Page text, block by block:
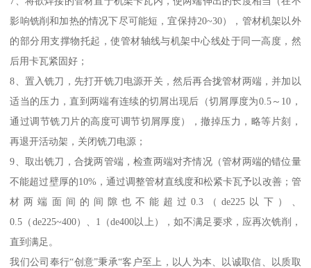
影响铣削和加热的情况下尽可能短，宜保持20~30），管材机架以外
的部分用支撑物托起，使管材轴线与机架中心线处于同一高度，然
后用卡瓦紧固好；
8、置入铣刀，先打开铣刀电源开关，然后再合拢管材两端，并加以
适当的压力，直到两端有连续的切屑出现后（切屑厚度为0.5～10，
通过调节铣刀片的高度可调节切屑厚度），撤掉压力，略等片刻，
再退开活动架，关闭铣刀电源；
9、取出铣刀，合拢两管端，检查两端对齐情况（管材两端的错位量
不能超过壁厚的10%，通过调整管材直线度和松紧卡瓦予以改善；管
材两端面间的间隙也不能超过0.3（de225以下）、
0.5（de225~400）、1（de400以上），如不满足要求，应再次铣削，
直到满足。
我们公司奉行“创意”秉承“客户至上，以人为本、以诚取信、以质取